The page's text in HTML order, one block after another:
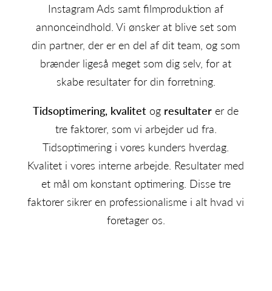
Instagram Ads samt filmproduktion af
annonceindhold. Vi ønsker at blive set som
din partner, der er en del af dit team, og som
brænder ligeså meget som dig selv, for at
skabe resultater for din forretning.
Tidsoptimering, kvalitet og resultater er de
tre faktorer, som vi arbejder ud fra.
Tidsoptimering i vores kunders hverdag.
Kvalitet i vores interne arbejde. Resultater med
et mål om konstant optimering. Disse tre
faktorer sikrer en professionalisme i alt hvad vi
foretager os.